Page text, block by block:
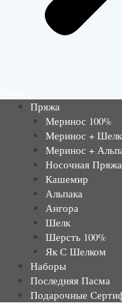
Пряжа
Меринос 100%
Меринос + Шелк
Меринос +
Носочная Пряжа
Кашемир
Альпака
Ангора
Шелк
Шерсть 100%
Як С Шелком
Наборы
Последняя Пасма
Подарочные